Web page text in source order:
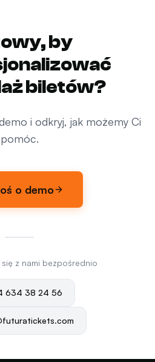
by
biletów?
i odkryj, jak możemy Ci
pomóc.
o demo
z nami bezpośrednio
634 38 24 56